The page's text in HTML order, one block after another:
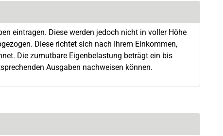
eintragen. Diese werden jedoch nicht in voller Höhe
Diese richtet sich nach Ihrem Einkommen,
Die zumutbare Eigenbelastung beträgt ein bis
Ausgaben nachweisen können.